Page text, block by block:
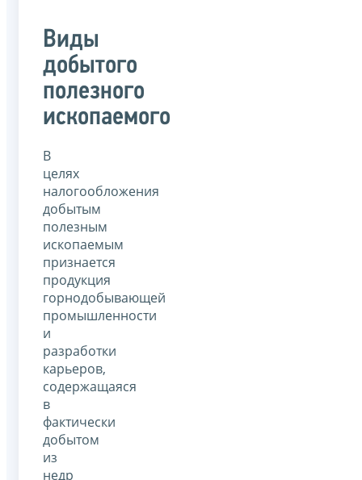
Виды
добытого
полезного
ископаемого
В
целях
налогообложения
добытым
полезным
ископаемым
признается
продукция
горнодобывающей
промышленности
и
разработки
карьеров,
содержащаяся
в
фактически
добытом
из
недр